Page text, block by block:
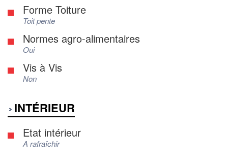
Forme Toiture
Toit pente
Normes agro-alimentaires
Oui
Vis à Vis
Non
INTÉRIEUR
Etat intérieur
A rafraîchir